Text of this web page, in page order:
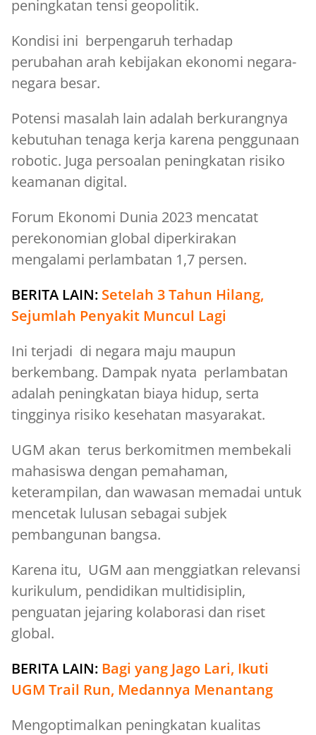
peningkatan tensi geopolitik.
Kondisi ini berpengaruh terhadap
perubahan arah kebijakan ekonomi negara-
negara besar.
Potensi masalah lain adalah berkurangnya
kebutuhan tenaga kerja karena penggunaan
robotic. Juga persoalan peningkatan risiko
keamanan digital.
Forum Ekonomi Dunia 2023 mencatat
perekonomian global diperkirakan
mengalami perlambatan 1,7 persen.
BERITA LAIN: Setelah 3 Tahun Hilang,
Sejumlah Penyakit Muncul Lagi
Ini terjadi di negara maju maupun
berkembang. Dampak nyata perlambatan
adalah peningkatan biaya hidup, serta
tingginya risiko kesehatan masyarakat.
UGM akan terus berkomitmen membekali
mahasiswa dengan pemahaman,
keterampilan, dan wawasan memadai untuk
mencetak lulusan sebagai subjek
pembangunan bangsa.
Karena itu, UGM aan menggiatkan relevansi
kurikulum, pendidikan multidisiplin,
penguatan jejaring kolaborasi dan riset
global.
BERITA LAIN: Bagi yang Jago Lari, Ikuti
UGM Trail Run, Medannya Menantang
Mengoptimalkan peningkatan kualitas